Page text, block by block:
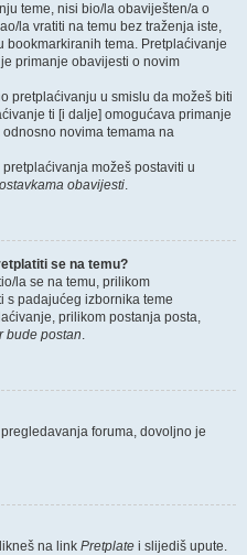
teme, nisi bio/la obaviješten/a o
la vratiti na temu bez traženja iste,
tema. Pretplaćivanje
primanje obavijesti o novim
pretplaćivanju u smislu da možeš biti
ti [i dalje] omogućava primanje
novima temama na
možeš postaviti u
obavijesti.
se na temu?
la se na temu, prilikom
s padajućeg izbornika teme
prilikom postanja posta,
bude postan.
foruma, dovoljno je
na link Pretplate i slijediš upute.